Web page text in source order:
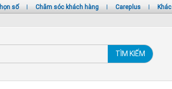
số | Chăm sóc khách hàng | Careplus | Khác
TÌM KIẾM